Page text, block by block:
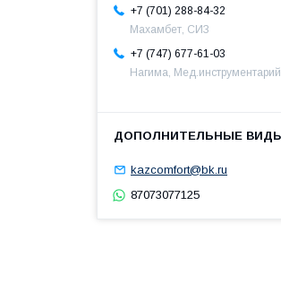
+7 (701) 288-84-32
Махамбет, СИЗ
+7 (747) 677-61-03
Нагима, Мед.инструментарий
kazcomfort@bk.ru
87073077125